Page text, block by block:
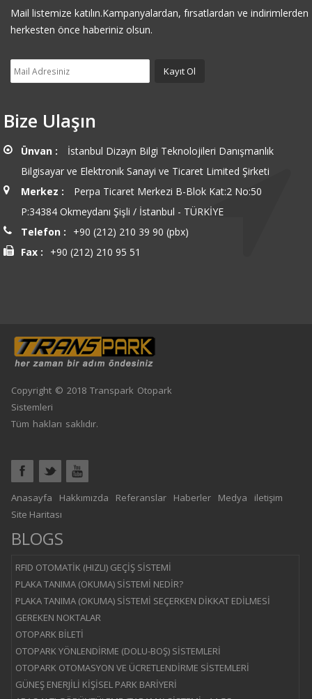
Mail listemize katılın.Kampanyalardan, fırsatlardan ve indirimlerden
herkesten önce haberiniz olsun.
Bize Ulaşın
Ünvan :
İstanbul Dizayn Bilgi Teknolojileri Danışmanlık
Bilgisayar ve Elektronik Sanayi ve Ticaret Limited Şirketi
Merkez :
Perpa Ticaret Merkezi B-Blok Kat:2 No:50
P:34384 Okmeydanı Şişli / İstanbul - TÜRKİYE
Telefon :
+90 (212) 210 39 90 (pbx)
Fax :
+90 (212) 210 95 51
Copyright © 2018 Transpark Otopark
Sistemleri
Tüm hakları saklıdır.
Anasayfa Hakkımızda Referanslar Haberler Medya
iletişim
Site Haritası
BLOGS
RFID OTOMATİK (HIZLI) GEÇİŞ SİSTEMİ
PLAKA TANIMA (OKUMA) SİSTEMİ NEDİR?
PLAKA TANIMA (OKUMA) SİSTEMİ SEÇERKEN DİKKAT EDİLMESİ
GEREKEN NOKTALAR
OTOPARK BİLETİ
OTOPARK YÖNLENDİRME (DOLU-BOŞ) SİSTEMLERİ
OTOPARK OTOMASYON VE ÜCRETLENDİRME SİSTEMLERİ
GÜNEŞ ENERJİLİ KİŞİSEL PARK BARİYERİ